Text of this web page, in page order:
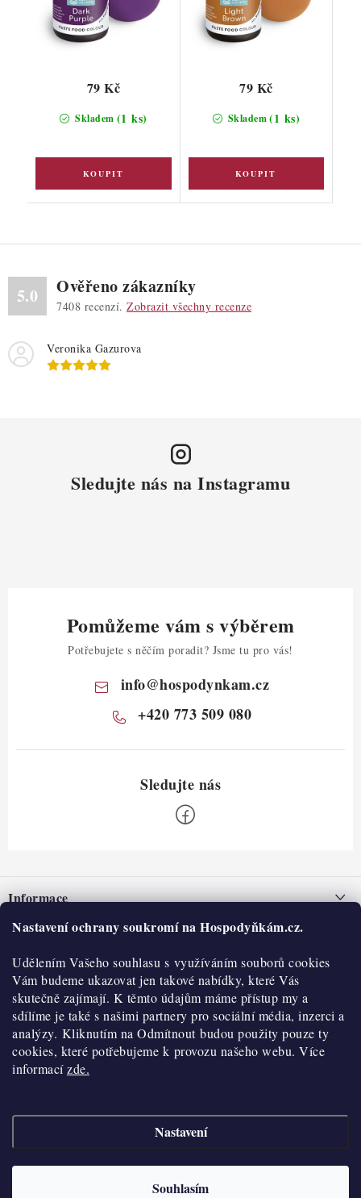
Nastavení ochrany soukromí na Hospodyňkám.cz.
Udělením Vašeho souhlasu s využíváním souborů cookies
Vám budeme ukazovat jen takové nabídky, které Vás
skutečně zajímají. K těmto údajům máme přístup my a
sdílíme je také s našimi partnery pro sociální média, inzerci a
analýzy. Kliknutím na Odmítnout budou použity pouze ty
cookies, které potřebujeme k provozu našeho webu. Více
informacízde.
Nastavení
Souhlasím
Skladem (1 ks)
79 Kč
Skladem(1 ks)
79 Kč
5.0 Ověřeno zákazníky
7408 recenzí. Zobrazit všechny recenze
Veronika Gazurova
Sledujte nás na Instagramu
Pomůžeme vám s výběrem
Potřebujete s něčím poradit? Jsme tu pro vás!
info@hospodynkam.cz
+420 773 509 080
pInformace
Nepřevzetí zásilky na dobírku
Obchodní podmínky
Hodnocení obchodu
Blog
Moje objednávka
O nás
Historie
Kontakty
O nákupu
Reklamace a vratky
Výdejní místa
Velkoobchod
Vytvořil Shoptet
cookies